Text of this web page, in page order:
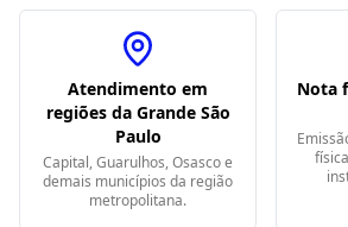
Atendimento em
regiões da Grande São
Paulo
Capital, Guarulhos, Osasco e
demais municípios da região
metropolitana.
Nota